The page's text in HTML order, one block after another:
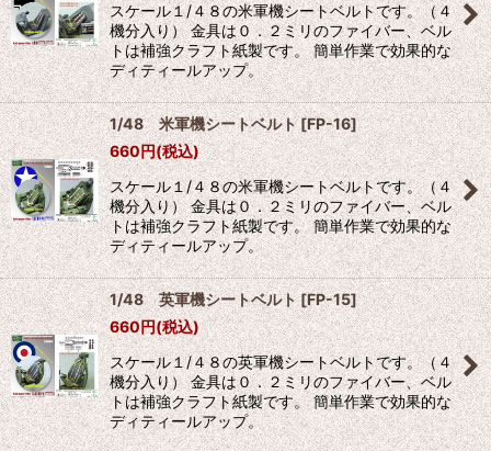
スケール１/４８の米軍機シートベルトです。（４
機分入り） 金具は０．２ミリのファイバー、ベル
トは補強クラフト紙製です。 簡単作業で効果的な
ディティールアップ。
1/48 米軍機シートベルト[FP-16]
660円(税込)
スケール１/４８の米軍機シートベルトです。（４
機分入り） 金具は０．２ミリのファイバー、ベル
トは補強クラフト紙製です。 簡単作業で効果的な
ディティールアップ。
1/48 英軍機シートベルト[FP-15]
660円(税込)
スケール１/４８の英軍機シートベルトです。（４
機分入り） 金具は０．２ミリのファイバー、ベル
トは補強クラフト紙製です。 簡単作業で効果的な
ディティールアップ。